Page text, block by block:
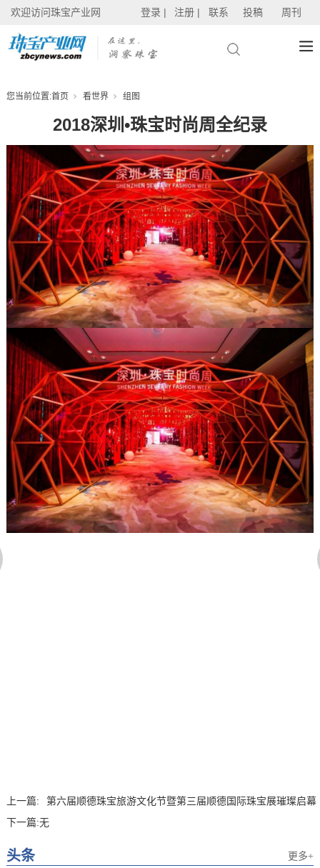
欢迎访问珠宝产业网 登录 | 注册 | 联系 投稿 周刊
您当前位置:首页 看世界 组图
2018深圳•珠宝时尚周全纪录
上一篇:
第六届顺德珠宝旅游文化节暨第三届顺德国际珠宝展璀璨启幕
下一篇:无
头条 更多+